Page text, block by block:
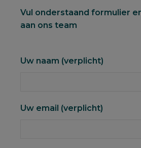
Vul onderstaand formulier
aan ons team
Uw naam (verplicht)
Uw email (verplicht)